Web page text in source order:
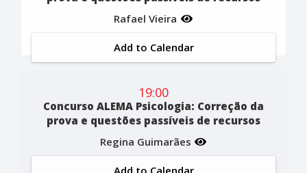
Rafael Vieira
Add to Calendar
19:00
Concurso ALEMA Psicologia: Correção da
prova e questões passíveis de recursos
Regina Guimarães
Add to Calendar